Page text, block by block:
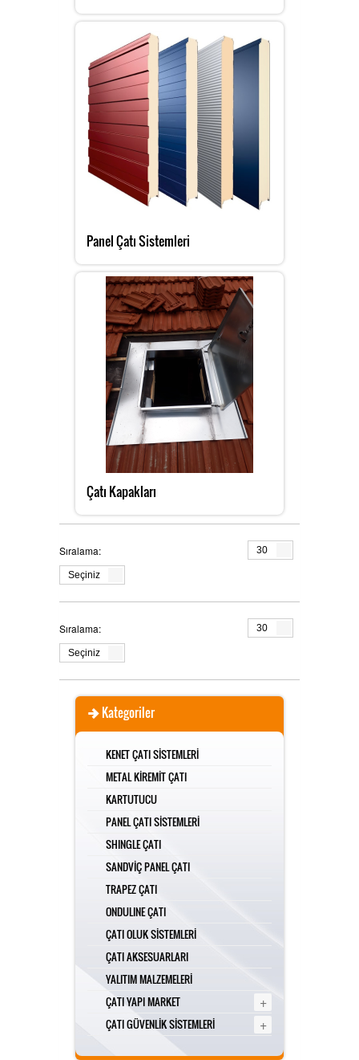
Panel Çatı Sistemleri
Çatı Kapakları
Sıralama:
Seçiniz
30
Sıralama:
Seçiniz
30
Kategoriler
KENET ÇATI SİSTEMLERİ
METAL KİREMİT ÇATI
KARTUTUCU
PANEL ÇATI SİSTEMLERİ
SHINGLE ÇATI
SANDVİÇ PANEL ÇATI
TRAPEZ ÇATI
ONDULINE ÇATI
ÇATI OLUK SİSTEMLERİ
ÇATI AKSESUARLARI
YALITIM MALZEMELERİ
ÇATI YAPI MARKET
+
ÇATI GÜVENLİK SİSTEMLERİ +